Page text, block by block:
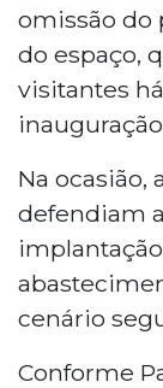
omissão do
do espaço,
visitantes
Na
defendiam
cenário
Conforme